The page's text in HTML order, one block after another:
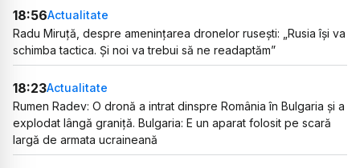
18:56Actualitate
Radu Miruță, despre amenințarea dronelor rusești: „Rusia își va
schimba tactica. Și noi va trebui să ne readaptăm”
18:23Actualitate
Rumen Radev: O dronă a intrat dinspre România în Bulgaria și a
explodat lângă graniță. Bulgaria: E un aparat folosit pe scară
largă de armata ucraineană